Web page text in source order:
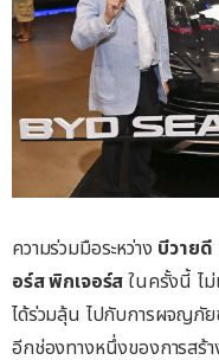
ความร่วมมือระหว่าง บีวายดี
อร์สพิกเจอร์ส ในครั้งนี้ ไม่
ได้ร่วมลุ้น ไปกับการผจญภั
อีกช่องทางหนึ่งของการสร้